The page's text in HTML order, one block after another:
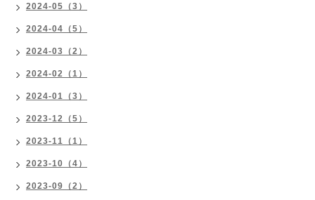
2024-05（3）
2024-04（5）
2024-03（2）
2024-02（1）
2024-01（3）
2023-12（5）
2023-11（1）
2023-10（4）
2023-09（2）